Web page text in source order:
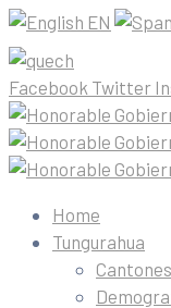
EN
Facebook Twitter
Home
Tungurahua
Cantones